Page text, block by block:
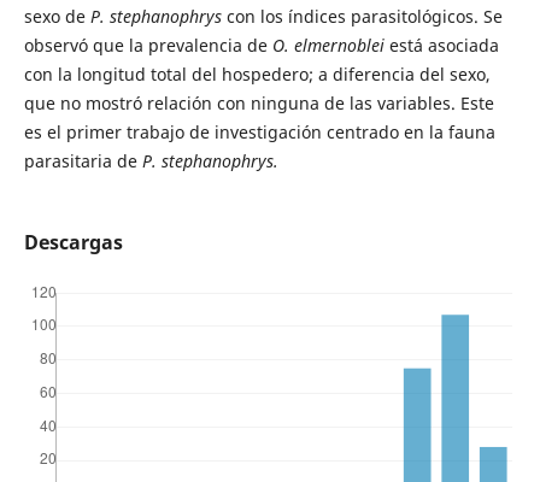
sexo de P. stephanophryscon los índices parasitológicos. Se
observó que la prevalencia de O. elmernobleiestá asociada
con la longitud total del hospedero; a diferencia del sexo,
que no mostró relación con ninguna de las variables. Este
es el primer trabajo de investigación centrado en la fauna
parasitaria de P. stephanophrys.
Descargas